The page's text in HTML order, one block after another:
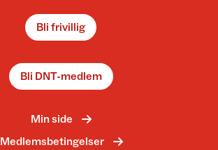
Bli frivillig
Bli DNT-medlem
Min side
Medlemsbetingelser